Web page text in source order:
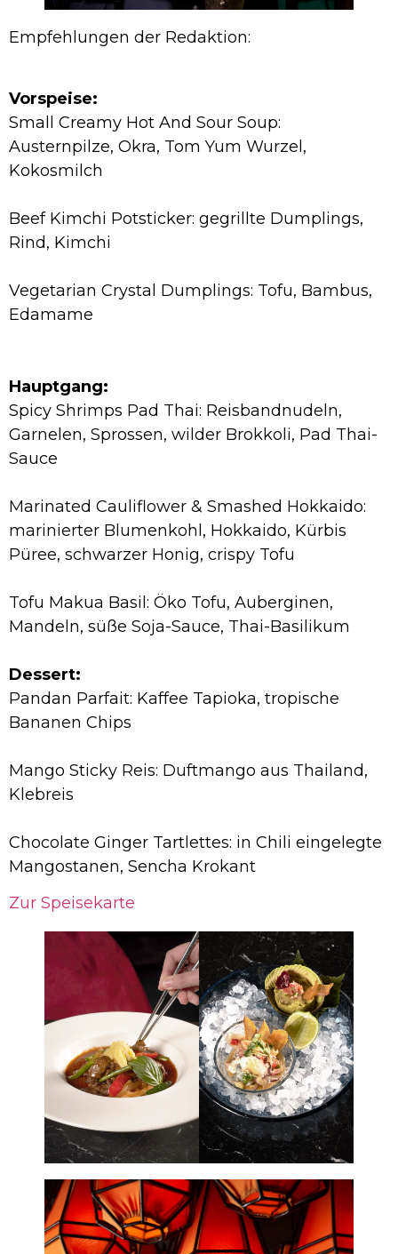
Empfehlungen der Redaktion:
Vorspeise:
Small Creamy Hot And Sour Soup:
Austernpilze, Okra, Tom Yum Wurzel,
Kokosmilch
Beef Kimchi Potsticker: gegrillte Dumplings,
Rind, Kimchi
Vegetarian Crystal Dumplings: Tofu, Bambus,
Edamame
Hauptgang:
Spicy Shrimps Pad Thai: Reisbandnudeln,
Garnelen, Sprossen, wilder Brokkoli, Pad Thai-
Sauce
Marinated Cauliflower & Smashed Hokkaido:
marinierter Blumenkohl, Hokkaido, Kürbis
Püree, schwarzer Honig, crispy Tofu
Tofu Makua Basil: Öko Tofu, Auberginen,
Mandeln, süße Soja-Sauce, Thai-Basilikum
Dessert:
Pandan Parfait: Kaffee Tapioka, tropische
Bananen Chips
Mango Sticky Reis: Duftmango aus Thailand,
Klebreis
Chocolate Ginger Tartlettes: in Chili eingelegte
Mangostanen, Sencha Krokant
Zur Speisekarte